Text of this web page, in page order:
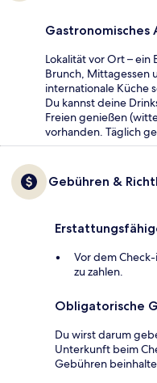
Gastronomisches
Lokalität vor Ort – ein
Brunch, Mittagessen
internationale Küche
Du kannst deine
Freien genießen
vorhanden. Täglich
Gebühren &
Vor dem
zu zahlen.
Obligatorische
Du wirst darum
Unterkunft beim
Gebühren